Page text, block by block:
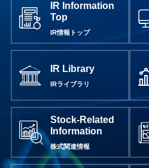
IR Information
Top
IR情報トップ
IR Library
IRライブラリ
Stock-Related
Information
株式関連情報